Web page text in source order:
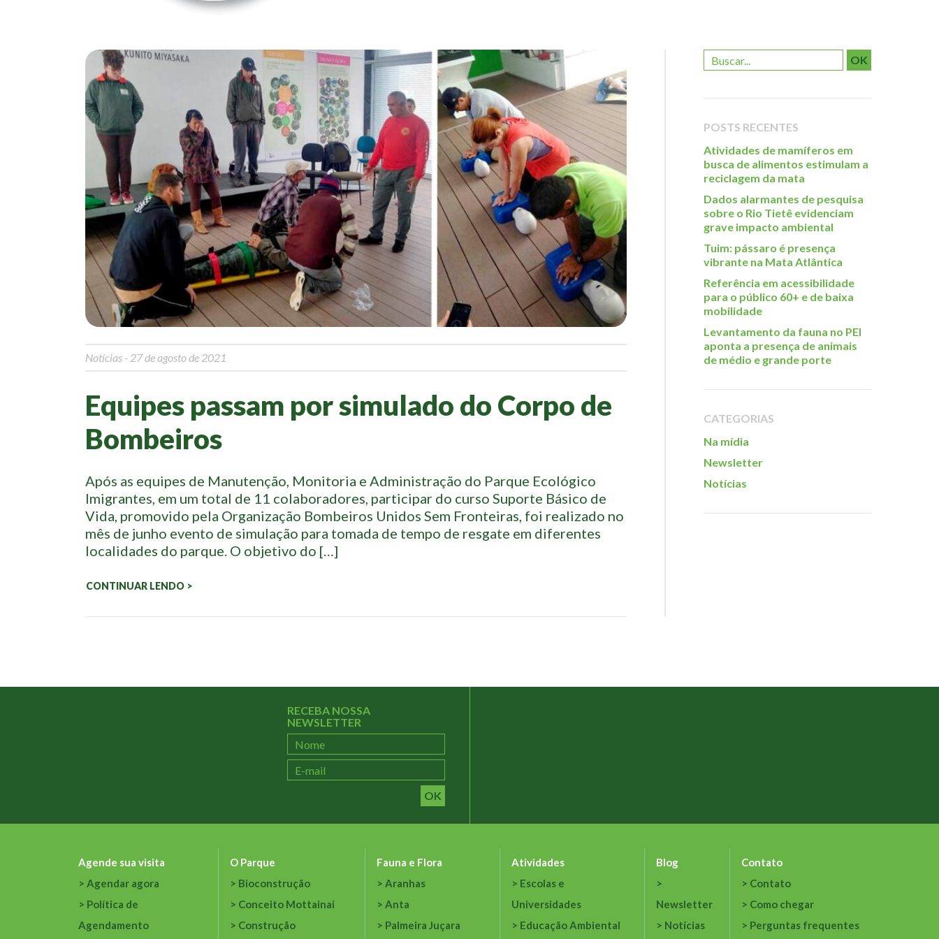
Notícias - 27 de agosto de 2021
Equipes passam por simulado do Corpo de
Bombeiros
Após as equipes de Manutenção, Monitoria e Administração do Parque Ecológico
Imigrantes, em um total de 11 colaboradores, participar do curso Suporte Básico de
Vida, promovido pela Organização Bombeiros Unidos Sem Fronteiras, foi realizado no
mês de junho evento de simulação para tomada de tempo de resgate em diferentes
localidades do parque. O objetivo do […]
CONTINUAR LENDO >
OK
POSTS RECENTES
Atividades de mamíferos em
busca de alimentos estimulam a
reciclagem da mata
Dados alarmantes de pesquisa
sobre o Rio Tietê evidenciam
grave impacto ambiental
Tuim: pássaro é presença
vibrante na Mata Atlântica
Referência em acessibilidade
para o público 60+ e de baixa
mobilidade
Levantamento da fauna no PEI
aponta a presença de animais
de médio e grande porte
CATEGORIAS
Na mídia
Newsletter
Notícias
RECEBA NOSSA
NEWSLETTER
OK
Agende sua visita
Agendar agora
Política de
Agendamento
O Parque
Bioconstrução
Conceito Mottainai
Construção
Fauna e Flora
Aranhas
Anta
Palmeira Juçara
Atividades
Escolas e
Universidades
Educação Ambiental
Blog
Newsletter
Notícias
Contato
Contato
Como chegar
Perguntas frequentes